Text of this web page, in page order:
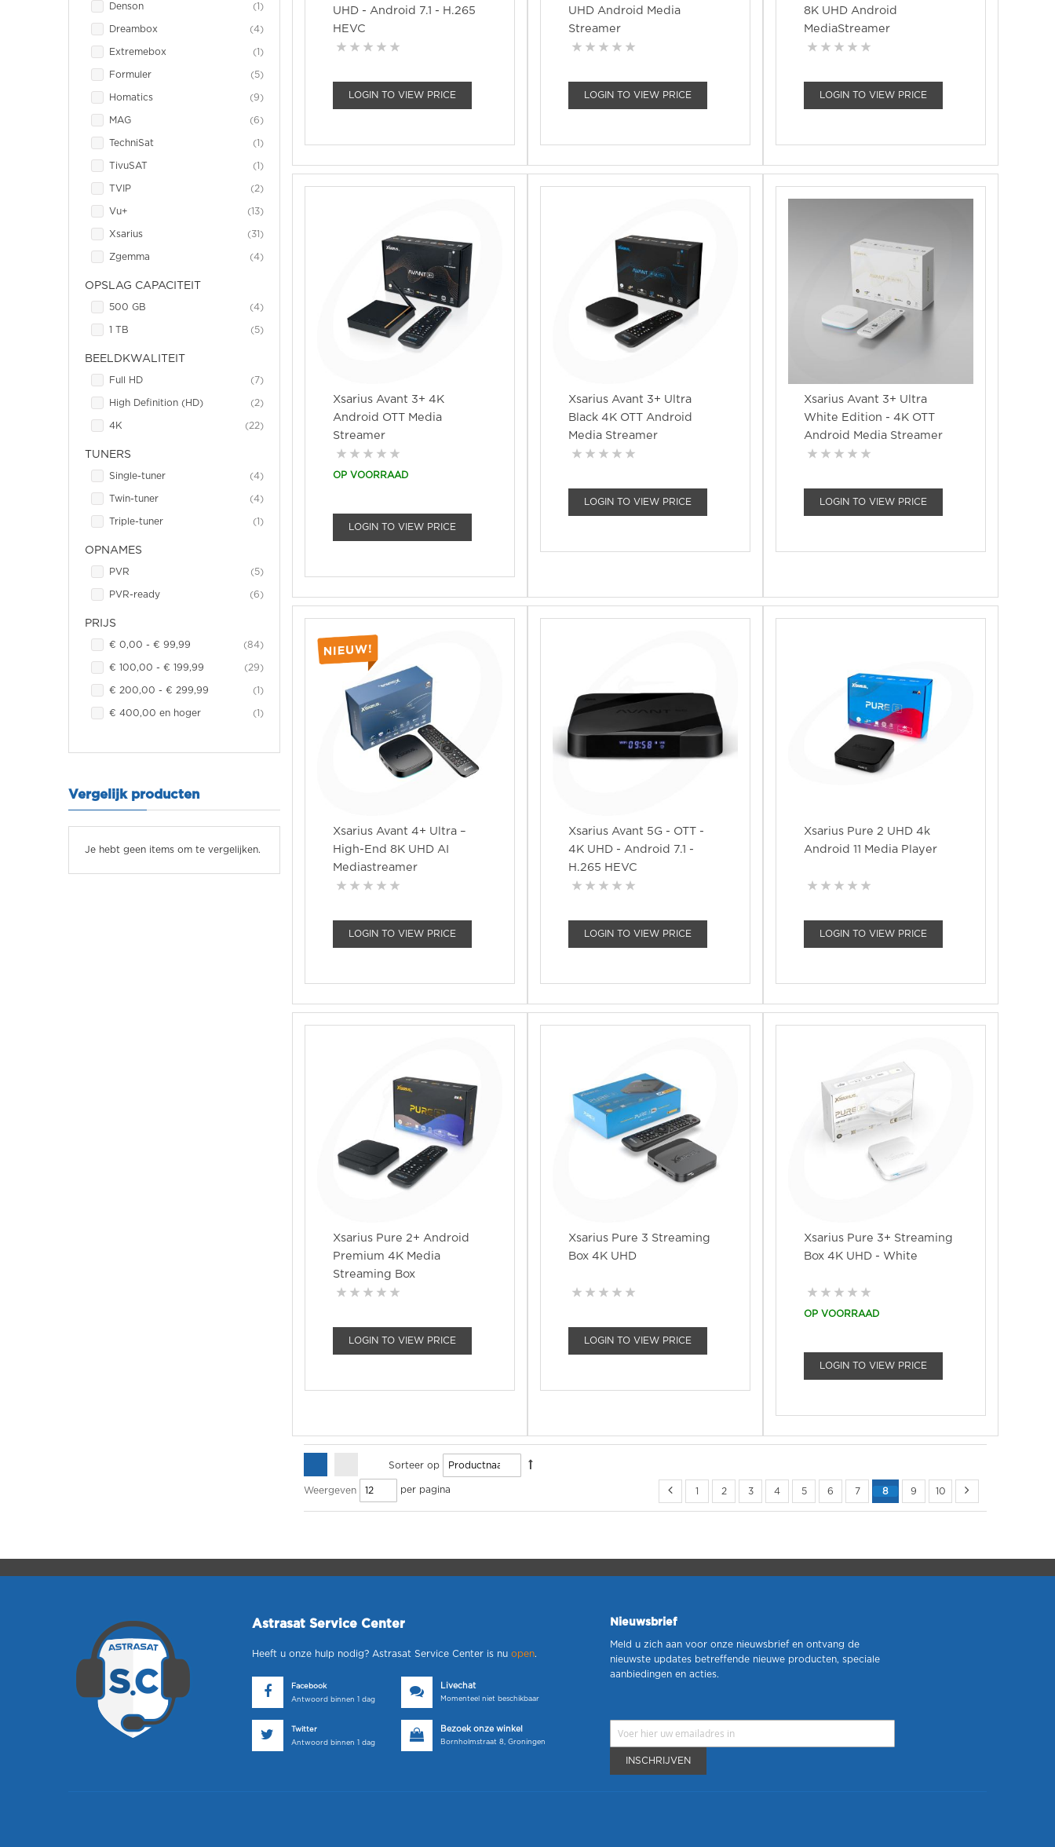
UHD - Android 7.1 - H.265
HEVC
LOGIN TO VIEW PRICE
UHD Android Media
Streamer
LOGIN TO VIEW PRICE
8K UHD Android
MediaStreamer
LOGIN TO VIEW PRICE
Xsarius Avant 3+ 4K
Android OTT Media
Streamer
OP VOORRAAD
LOGIN TO VIEW PRICE
Xsarius Avant 3+ Ultra
Black 4K OTT Android
Media Streamer
LOGIN TO VIEW PRICE
Xsarius Avant 3+ Ultra
White Edition - 4K OTT
Android Media Streamer
LOGIN TO VIEW PRICE
Xsarius Avant 4+ Ultra –
High-End 8K UHD AI
Mediastreamer
LOGIN TO VIEW PRICE
Xsarius Avant 5G - OTT -
4K UHD - Android 7.1 -
H.265 HEVC
LOGIN TO VIEW PRICE
Xsarius Pure 2 UHD 4k
Android 11 Media Player
LOGIN TO VIEW PRICE
Xsarius Pure 2+ Android
Premium 4K Media
Streaming Box
LOGIN TO VIEW PRICE
Xsarius Pure 3 Streaming
Box 4K UHD
LOGIN TO VIEW PRICE
Xsarius Pure 3+ Streaming
Box 4K UHD - White
OP VOORRAAD
LOGIN TO VIEW PRICE
Sorteer op
Weergeven per pagina 1 2 3 4 5 6 7 8 9 10
Denson 1 item
Dreambox 4item
Extremebox 1 item
Formuler 5item
Homatics 9item
MAG 6item
TechniSat 1 item
TivuSAT 1 item
TVIP 2item
Vu+ 13item
Xsarius 31 item
Zgemma 4item
OPSLAG CAPACITEIT
500 GB 4item
1 TB 5item
BEELDKWALITEIT
Full HD 7item
High Definition (HD) 2item
4K 22item
TUNERS
Single-tuner 4item
Twin-tuner 4item
Triple-tuner 1 item
OPNAMES
PVR 5item
PVR-ready 6item
PRIJS
€ 0,00 - € 99,99 84item
€ 100,00 - € 199,99 29item
€ 200,00 - € 299,99 1 item
€ 400,00 en hoger 1 item
Vergelijk producten
Je hebt geen items om te vergelijken.
Astrasat Service Center
Heeft u onze hulp nodig? Astrasat Service Center is nu open.
Facebook
Antwoord binnen 1 dag
Livechat
Momenteel niet beschikbaar
Twitter
Antwoord binnen 1 dag
Bezoek onze winkel
Bornholmstraat 8, Groningen
Nieuwsbrief
Meld u zich aan voor onze nieuwsbrief en ontvang de
nieuwste updates betreffende nieuwe producten, speciale
aanbiedingen en acties.
INSCHRIJVEN